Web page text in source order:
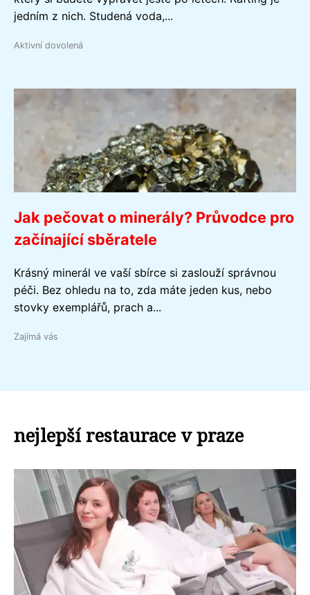
jedním z nich. Studená voda,...
Aktivní dovolená
Jak pečovat o minerály? Průvodce pro
začínající sběratele
Krásný minerál ve vaší sbírce si zaslouží správnou
péči. Bez ohledu na to, zda máte jeden kus, nebo
stovky exemplářů, prach a...
Zajímá vás
nejlepší restaurace v praze